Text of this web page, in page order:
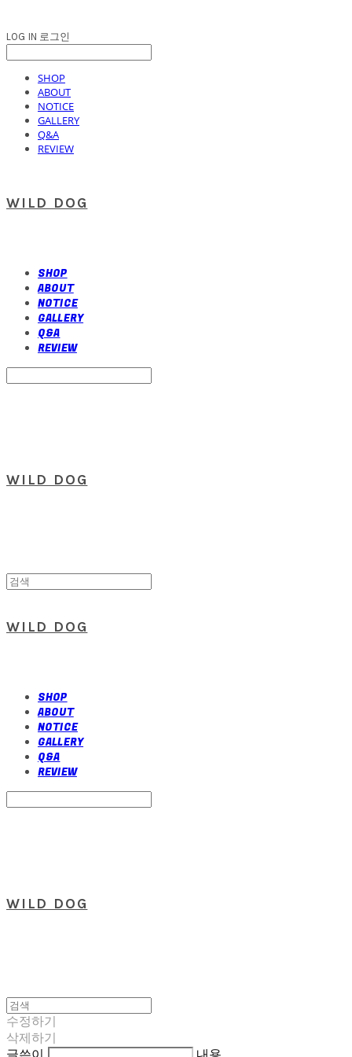
LOG IN 로그인
SHOP
ABOUT
NOTICE
GALLERY
Q&A
REVIEW
WILD DOG
SHOP
ABOUT
NOTICE
GALLERY
Q&A
REVIEW
WILD DOG
WILD DOG
SHOP
ABOUT
NOTICE
GALLERY
Q&A
REVIEW
WILD DOG
수정하기
삭제하기